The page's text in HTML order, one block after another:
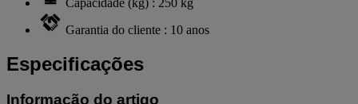
Garantia do cliente : 10 anos
Especificações
Informação do artigo